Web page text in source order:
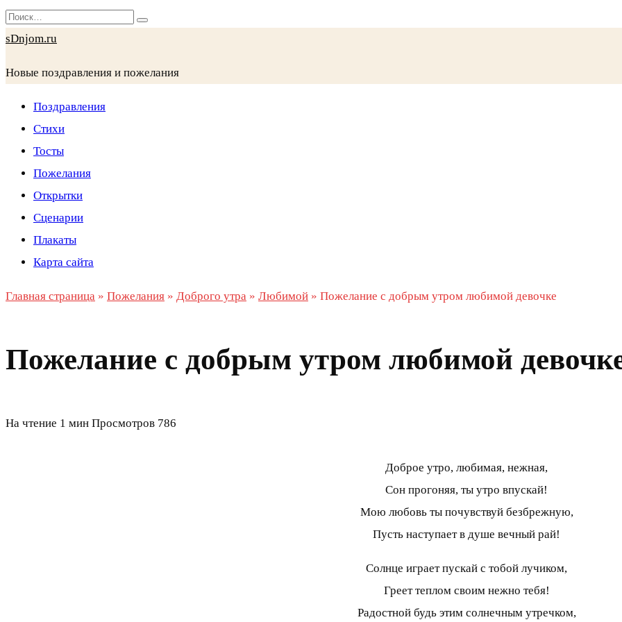
Перейти
к
Search
for:
sDnjom.ru
Новые поздравления и пожелания
Поздравления
Стихи
Тосты
Пожелания
Открытки
Сценарии
Плакаты
Карта сайта
Главная страница » Пожелания » Доброго утра » Любимой » Пожелание с добрым утром любимой девочке
Пожелание с добрым утром любимой
На чтение 1 мин Просмотров 786
Доброе утро, любимая, нежная,
Сон прогоняя, ты утро впускай!
Мою любовь ты почувствуй безбрежную,
Пусть наступает в душе вечный рай!
Солнце играет пускай с тобой лучиком,
Греет теплом своим нежно тебя!
Радостной будь этим солнечным утречком,